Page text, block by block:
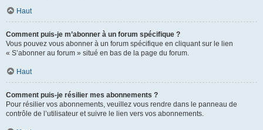
Haut
Comment puis-je m’abonner à un forum spécifique ?
Vous pouvez vous abonner à un forum spécifique en cliquant sur le lien
« S’abonner au forum » situé en bas de la page du forum.
Haut
Comment puis-je résilier mes abonnements ?
Pour résilier vos abonnements, veuillez vous rendre dans le panneau de
contrôle de l’utilisateur et suivre le lien vers vos abonnements.